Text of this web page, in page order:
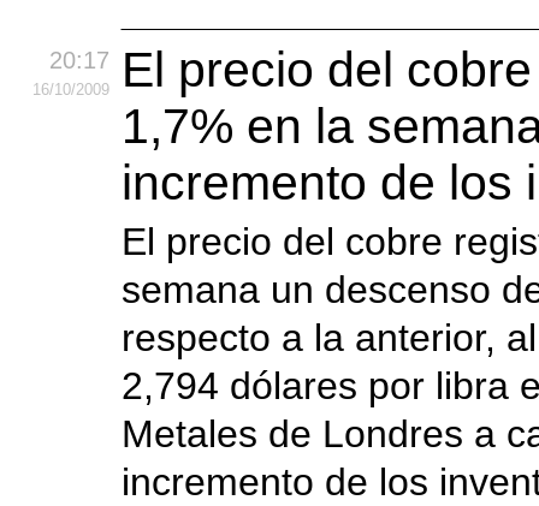
20:17
16/10/2009
El precio del
1,7% en la
incremento de los
El precio del cobre
semana un descenso
respecto a la anterior,
2,794 dólares por libra
Metales de Londres a
incremento de los